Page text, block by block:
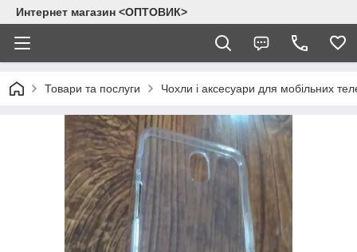
Интернет магазин <ОПТОВИК>
Товари та послуги Чохли і аксесуари для мобільних